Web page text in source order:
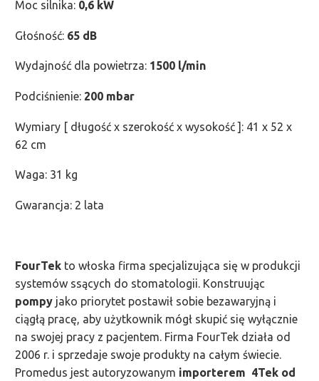
Moc silnika: 0,6 kW
Głośność: 65 dB
Wydajność dla powietrza: 1500 l/min
Podciśnienie: 200 mbar
Wymiary [ długość x szerokość x wysokość ]: 41 x 52 x
62 cm
Waga: 31 kg
Gwarancja: 2 lata
FourTek to włoska firma specjalizująca się w produkcji
systemów ssących do stomatologii. Konstruując
pompy jako priorytet postawił sobie bezawaryjną i
ciągłą pracę, aby użytkownik mógł skupić się wyłącznie
na swojej pracy z pacjentem. Firma FourTek działa od
2006 r. i sprzedaje swoje produkty na całym świecie.
Promedus jest autoryzowanym importerem 4Tek od